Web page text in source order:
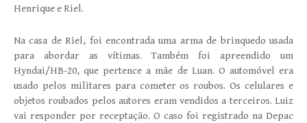
Henrique e Riel.
Na casa de Riel, foi encontrada uma arma de brinquedo usada
para abordar as vítimas. Também foi apreendido um
Hyndai/HB-20, que pertence a mãe de Luan. O automóvel era
usado pelos militares para cometer os roubos. Os celulares e
objetos roubados pelos autores eram vendidos a terceiros. Luiz
vai responder por receptação. O caso foi registrado na Depac